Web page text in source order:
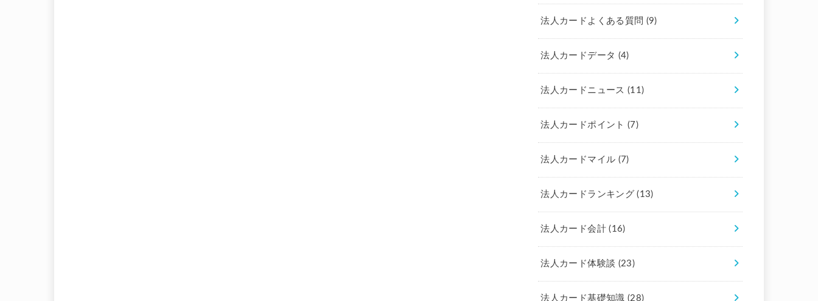
法人カードよくある質問 (9)
法人カードデータ (4)
法人カードニュース (11)
法人カードポイント (7)
法人カードマイル (7)
法人カードランキング(13)
法人カード会計(16)
法人カード体験談 (23)
法人カード基礎知識 (28)